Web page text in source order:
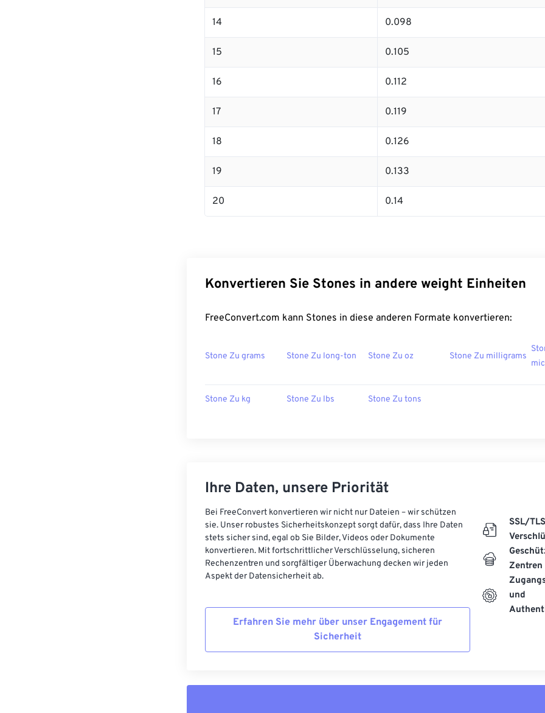
14 0.098
15 0.105
16 0.112
17 0.119
18 0.126
19 0.133
20 0.14
Konvertieren Sie Stones in andere weight Einheiten
FreeConvert.com kann Stones in diese anderen Formate konvertieren:
Stone Zu grams Stone Zu long-ton Stone Zu oz Stone Zu milligrams
Stone Zu kg Stone Zu lbs Stone Zu tons
Ihre Daten, unsere Priorität
Bei FreeConvert konvertieren wir nicht nur Dateien – wir schützen
sie. Unser robustes Sicherheitskonzept sorgt dafür, dass Ihre Daten
stets sicher sind, egal ob Sie Bilder, Videos oder Dokumente
konvertieren. Mit fortschrittlicher Verschlüsselung, sicheren
Rechenzentren und sorgfältiger Überwachung decken wir jeden
Aspekt der Datensicherheit ab.
Erfahren Sie mehr über unser Engagement für
Sicherheit
SSL/TLS
Zentren
und